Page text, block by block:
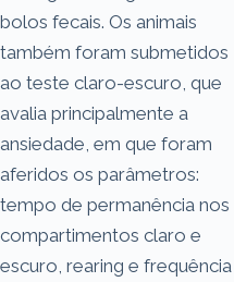
bolos fecais. Os animais
também foram submetidos
ao teste claro-escuro, que
avalia principalmente a
ansiedade, em que foram
aferidos os parâmetros:
tempo de permanência nos
compartimentos claro e
escuro, rearing e frequência